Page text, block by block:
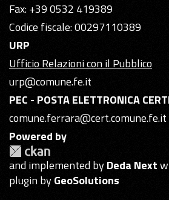
Fax: +39 0532 419389
Codice fiscale: 00297110389
URP
Ufficio Relazioni con il Pubblico
urp@comune.fe.it
PEC - POSTA ELETTRONICA
comune.ferrara@cert.comune.fe.it
Powered by
and implemented byDeda Next
plugin byGeoSolutions